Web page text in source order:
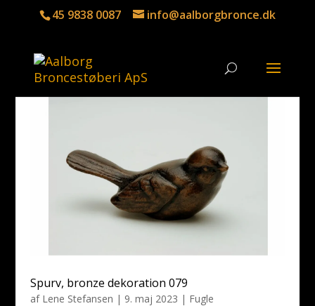
45 9838 0087 info@aalborgbronce.dk
Spurv, bronze dekoration 079
af Lene Stefansen | 9. maj 2023 | Fugle